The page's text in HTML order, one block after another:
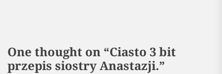
One thought on “Ciasto 3 bit
przepis siostry Anastazji.”